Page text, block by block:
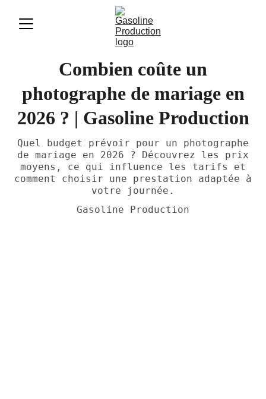
Combien coûte un
photographe de mariage en
2026 ? | Gasoline Production
Quel budget prévoir pour un photographe
de mariage en 2026 ? Découvrez les prix
moyens, ce qui influence les tarifs et
comment choisir une prestation adaptée à
votre journée.
Gasoline Production